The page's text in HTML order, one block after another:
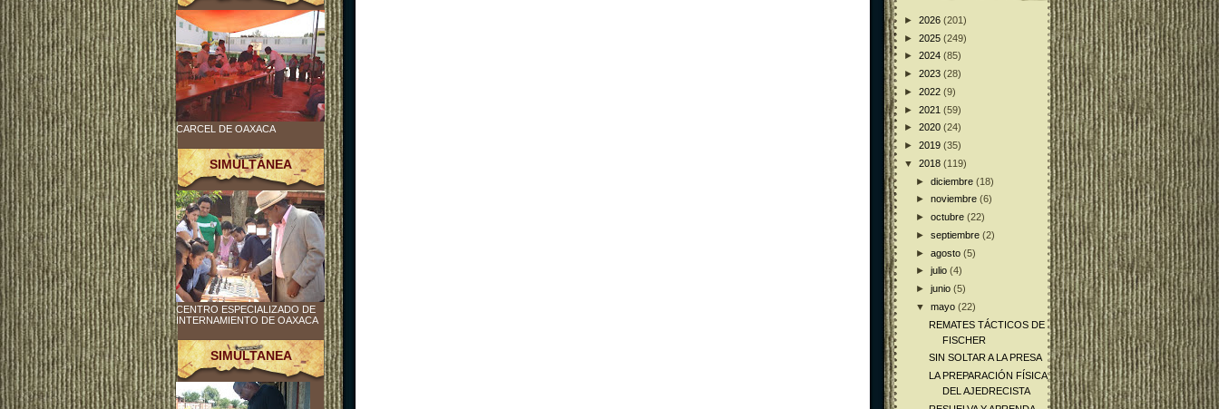
CARCEL DE OAXACA
SIMULTÁNEA
CENTRO ESPECIALIZADO DE
INTERNAMIENTO DE OAXACA
SIMULTANEA
► 2026 (201)
► 2025 (249)
► 2024 (85)
► 2023 (28)
► 2022 (9)
► 2021 (59)
► 2020 (24)
► 2019 (35)
▼ 2018 (119)
►diciembre(18)
►noviembre(6)
►octubre(22)
►septiembre(2)
►agosto(5)
►julio(4)
►junio(5)
▼mayo(22)
REMATES TÁCTICOS DE
FISCHER
SIN SOLTAR A LA PRESA
LA PREPARACIÓN FÍSICA
DEL AJEDRECISTA